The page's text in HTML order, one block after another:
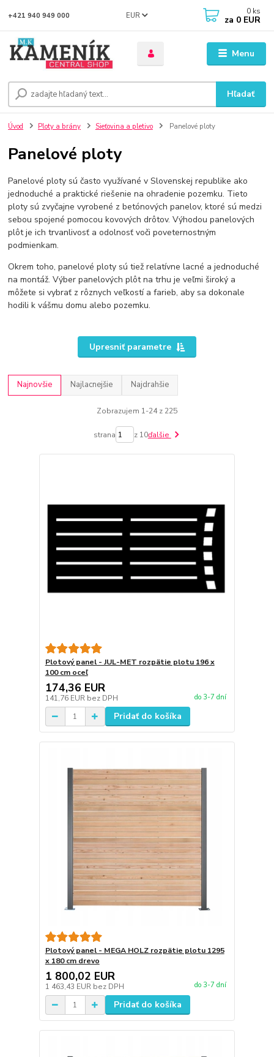
Menu
EUR
Hľadať
+421 940 949 000 0 ks
za 0 EUR
Úvod Ploty a brány Sieťovina a pletivo Panelové ploty
Panelové ploty
Panelové ploty sú často využívané v Slovenskej republike ako
jednoduché a praktické riešenie na ohradenie pozemku. Tieto
ploty sú zvyčajne vyrobené z betónových panelov, ktoré sú medzi
sebou spojené pomocou kovových drôtov. Výhodou panelových
plôt je ich trvanlivosť a odolnosť voči poveternostným
podmienkam.
Okrem toho, panelové ploty sú tiež relatívne lacné a jednoduché
na montáž. Výber panelových plôt na trhu je veľmi široký a
môžete si vybrať z rôznych veľkostí a farieb, aby sa dokonale
hodili k vášmu domu alebo pozemku.
Upresniť parametre
Najnovšie Najlacnejšie Najdrahšie
Zobrazujem 1-24 z 225
strana z 10ďalšie
Plotový panel - JUL-MET rozpätie plotu 196 x
100 cm oceľ
174,36 EUR
141,76 EUR bez DPH do 3-7 dní
Pridať do košíka
Plotový panel - MEGA HOLZ rozpätie plotu 1295
x 180 cm drevo
1 800,02 EUR
1 463,43 EUR bez DPH do 3-7 dní
Pridať do košíka